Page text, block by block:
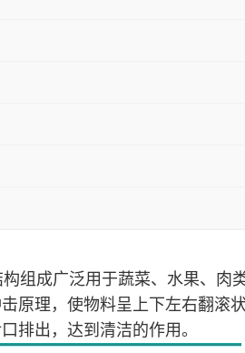
组成广泛用于蔬菜、水果、肉
原理， 使物料呈上下左右翻滚
排出，达到 清洁的作用。